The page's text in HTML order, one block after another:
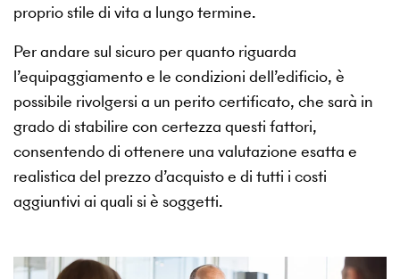
proprio stile di vita a lungo termine.
Per andare sul sicuro per quanto riguarda
l’equipaggiamento e le condizioni dell’edificio, è
possibile rivolgersi a un perito certificato, che sarà in
grado di stabilire con certezza questi fattori,
consentendo di ottenere una valutazione esatta e
realistica del prezzo d’acquisto e di tutti i costi
aggiuntivi ai quali si è soggetti.